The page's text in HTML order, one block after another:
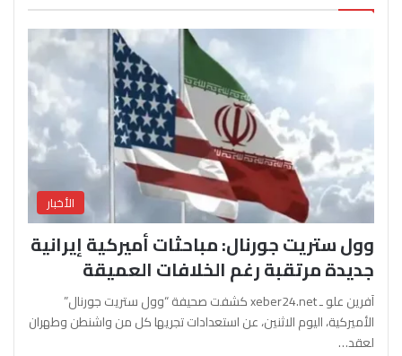
الأخبار
وول ستريت جورنال: مباحثات أميركية إيرانية
جديدة مرتقبة رغم الخلافات العميقة
آفرين علو ـ xeber24.net كشفت صحيفة “وول ستريت جورنال”
الأميركية، اليوم الاثنين، عن استعدادات تجريها كل من واشنطن وطهران
لعقد…